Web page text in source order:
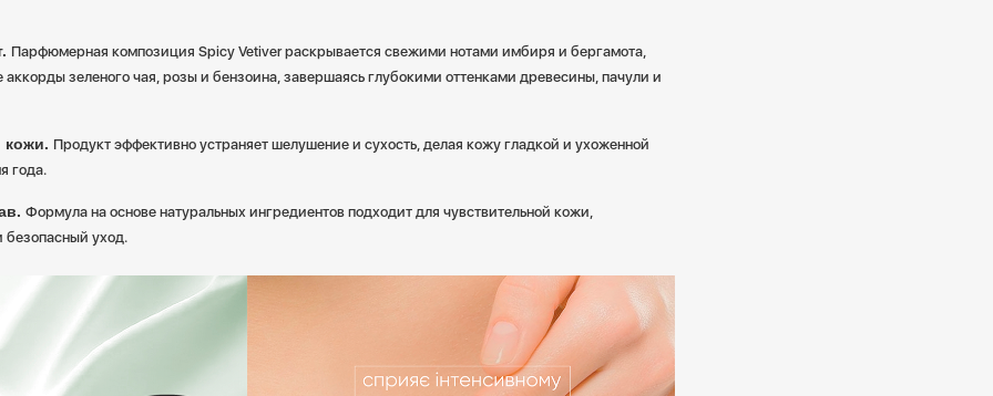
Парфюмерная композиция Spicy Vetiver раскрывается свежими нотами имбиря и бергамота,
зеленого чая, розы и бензоина, завершаясь глубокими оттенками древесины, пачули и
кожи. Продукт эффективно устраняет шелушение и сухость, делая кожу гладкой и ухоженной
года.
Формула на основе натуральных ингредиентов подходит для чувствительной кожи,
безопасный уход.